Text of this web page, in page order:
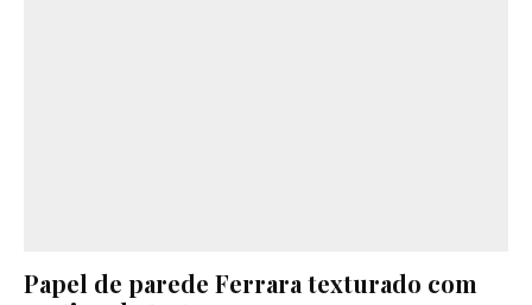
Papel de parede Ferrara texturado com